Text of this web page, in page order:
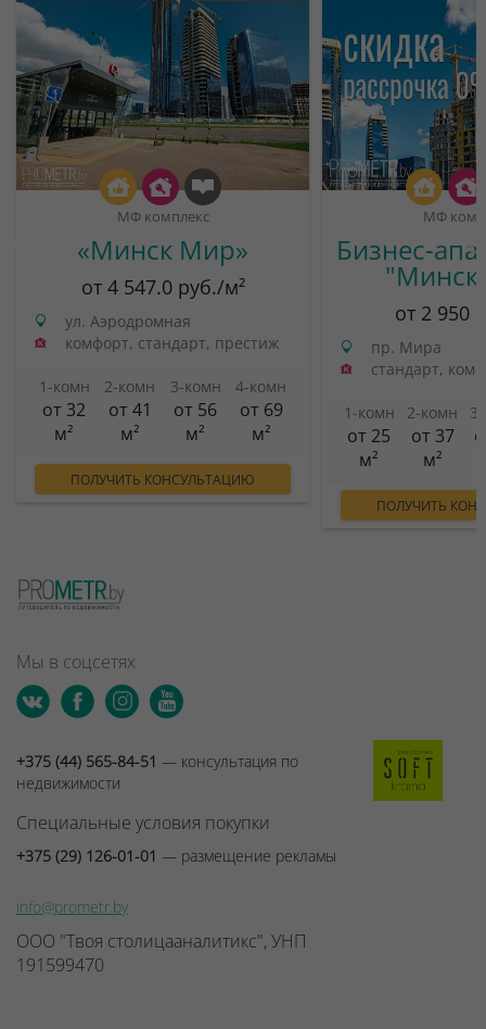
МФ комплекс
«Минск Мир»
от 4 547.0 руб./м²
ул. Аэродромная
комфорт, стандарт, престиж
1-комн
от 32
м²
2-комн
от 41
м²
3-комн
от 56
м²
4-комн
от 69
м²
ПОЛУЧИТЬ КОНСУЛЬТАЦИЮ
МФ
Бизнес-
от 2 950
пр. Мира
стандарт,
1-комн
от 25
м²
2-комн
от 37
м²
ПОЛУЧИТЬ
Мы в соцсетях
+375 (44) 565-84-51 — консультация по
недвижимости
Специальные условия покупки
+375 (29) 126-01-01 — размещение рекламы
info@prometr.by
ООО "Твоя столицааналитикс", УНП
191599470